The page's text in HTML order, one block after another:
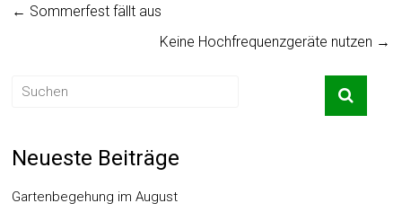
← Sommerfest fällt aus
Keine Hochfrequenzgeräte nutzen →
Neueste Beiträge
Gartenbegehung im August